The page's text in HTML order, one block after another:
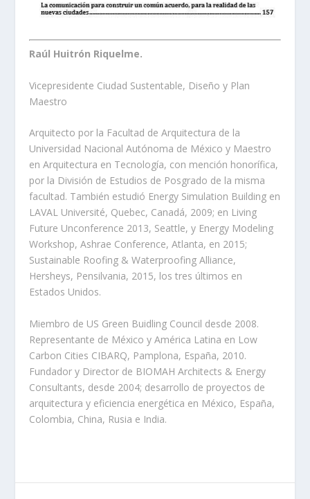
Raúl Huitrón Riquelme.
Vicepresidente Ciudad Sustentable, Diseño y Plan
Maestro
Arquitecto por la Facultad de Arquitectura de la
Universidad Nacional Autónoma de México y Maestro
en Arquitectura en Tecnología, con mención honorífica,
por la División de Estudios de Posgrado de la misma
facultad. También estudió Energy Simulation Building en
LAVAL Université, Quebec, Canadá, 2009; en Living
Future Unconference 2013, Seattle, y Energy Modeling
Workshop, Ashrae Conference, Atlanta, en 2015;
Sustainable Roofing & Waterproofing Alliance,
Hersheys, Pensilvania, 2015, los tres últimos en
Estados Unidos.
Miembro de US Green Buidling Council desde 2008.
Representante de México y América Latina en Low
Carbon Cities CIBARQ, Pamplona, España, 2010.
Fundador y Director de BIOMAH Architects & Energy
Consultants, desde 2004; desarrollo de proyectos de
arquitectura y eficiencia energética en México, España,
Colombia, China, Rusia e India.